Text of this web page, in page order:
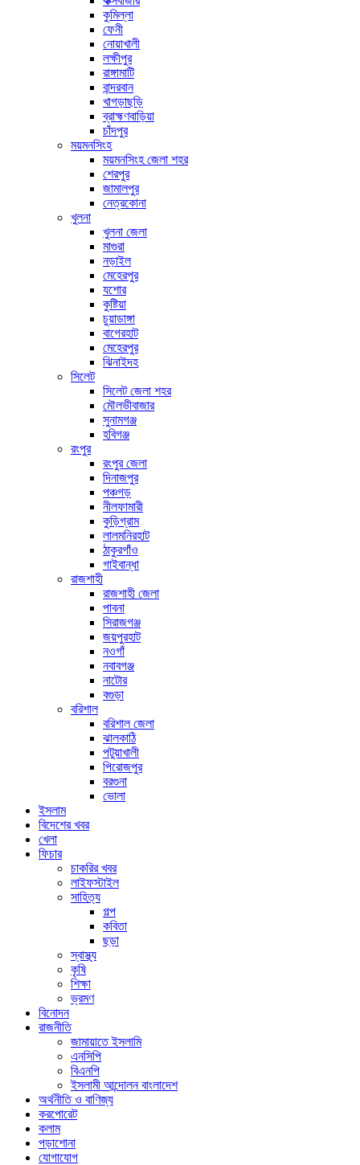
কুমিল্লা
ফেনী
নোয়াখালী
লক্ষীপুর
রাঙ্গামাটি
বান্দরবান
খাগড়াছড়ি
ব্রাহ্মণবাড়িয়া
চাঁদপুর
ময়মনসিংহ
ময়মনসিংহ জেলা শহর
শেরপুর
জামালপুর
নেত্রকোনা
খুলনা
খুলনা জেলা
মাগুরা
নড়াইল
মেহেরপুর
যশোর
কুষ্টিয়া
চুয়াডাঙ্গা
বাগেরহাট
মেহেরপুর
ঝিনাইদহ
সিলেট
সিলেট জেলা শহর
মৌলভীবাজার
সুনামগঞ্জ
হবিগঞ্জ
রংপুর
রংপুর জেলা
দিনাজপুর
পঞ্চগড়
নীলফামারী
কুড়িগ্রাম
লালমনিরহাট
ঠাকুরগাঁও
গাইবান্ধা
রাজশাহী
রাজশাহী জেলা
পাবনা
সিরাজগঞ্জ
জয়পুরহাট
নওগাঁ
নবাবগঞ্জ
নাটোর
বগুড়া
বরিশাল
বরিশাল জেলা
ঝালকাঠি
পটুয়াখালী
পিরোজপুর
বরগুনা
ভোলা
ইসলাম
বিদেশের খবর
খেলা
ফিচার
চাকরির খবর
লাইফস্টাইল
সাহিত্য
গল্প
কবিতা
ছড়া
স্বাস্থ্য
কৃষি
শিক্ষা
ভ্রমণ
বিনোদন
রাজনীতি
জামায়াতে ইসলামি
এনসিপি
বিএনপি
ইসলামী আন্দোলন বাংলাদেশ
অর্থনীতি ও বাণিজ্য
করপোরেট
কলাম
পড়াশোনা
যোগাযোগ